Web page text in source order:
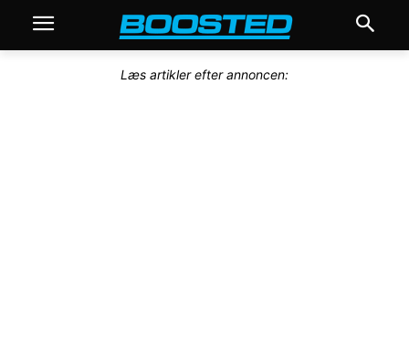
Læs artikler efter annoncen: